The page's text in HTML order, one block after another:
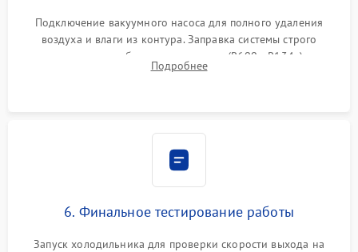
Подключение вакуумного насоса для полного удаления
воздуха и влаги из контура. Заправка системы строго
дозированным объемом хладагента (R600a, R134a) по
электронным весам. Контроль рабочего давления в системе.
Подробнее
6. Финальное тестирование работы
Запуск холодильника для проверки скорости выхода на